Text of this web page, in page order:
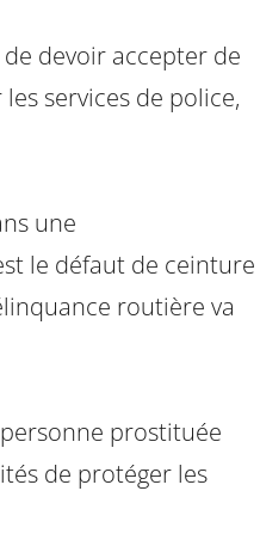
devoir accepter de
services de police,
une
le défaut de ceinture
routière va
prostituée
de protéger les